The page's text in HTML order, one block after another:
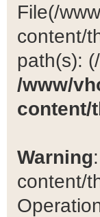
File(/
content/
path(s):
/www/
content/
Warning
content/